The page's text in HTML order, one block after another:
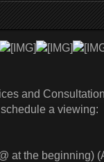
and
a viewing:
at the beginning)